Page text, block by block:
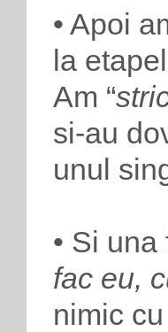
• Apoi
la
Am “
si-au
unul
• Si
fac eu,
nimic